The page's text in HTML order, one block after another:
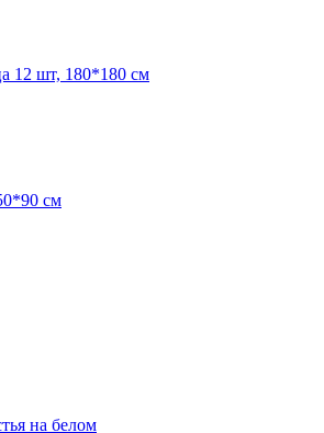
12 шт, 180*180 см
см
на белом